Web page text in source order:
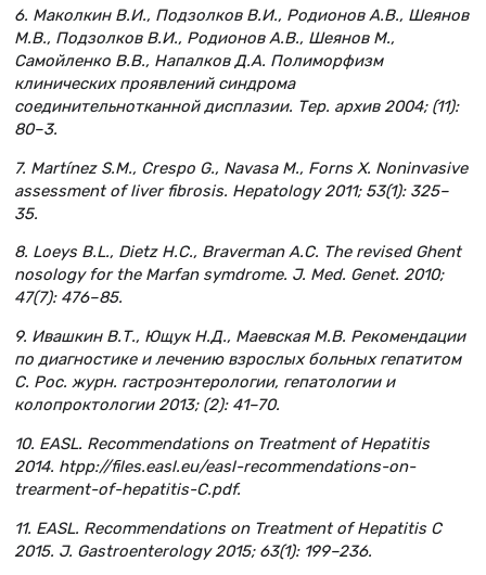
6. Маколкин В.И., Подзолков В.И., Родионов А.В., Шеянов
М.В., Подзолков В.И., Родионов А.В., Шеянов М.,
Самойленко В.В., Напалков Д.А. Полиморфизм
клинических проявлений синдрома
соединительнотканной дисплазии. Тер. архив 2004; (11):
80–3.
7. Martínez S.M., Crespo G., Navasa M., Forns X. Noninvasive
assessment of liver fibrosis. Hepatology 2011; 53(1): 325–
35.
8. Loeys B.L., Dietz H.C., Braverman A.C. The revised Ghent
nosology for the Marfan symdrome. J. Med. Genet. 2010;
47(7): 476–85.
9. Ивашкин В.Т., Ющук Н.Д., Маевская М.В. Рекомендации
по диагностике и лечению взрослых больных гепатитом
С. Рос. журн. гастроэнтерологии, гепатологии и
колопроктологии 2013; (2): 41–70.
10. EASL. Recommendations on Treatment of Hepatitis
2014. htpp://files.easl.eu/easl-recommendations-on-
trearment-of-hepatitis-C.pdf.
11. EASL. Recommendations on Treatment of Hepatitis C
2015. J. Gastroenterology 2015; 63(1): 199–236.